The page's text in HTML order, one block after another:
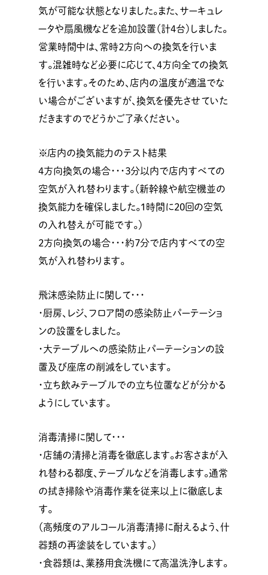
気が可能な状態となりました。また、サーキュレ
ータや扇風機などを追加設置（計4台）しました。
営業時間中は、常時２方向への換気を行いま
す。混雑時など必要に応じて、４方向全ての換気
を行います。そのため、店内の温度が適温でな
い場合がございますが、換気を優先させていた
だきますのでどうかご了承ください。
※店内の換気能力のテスト結果
4方向換気の場合・・・３分以内で店内すべての
空気が入れ替わります。（新幹線や航空機並の
換気能力を確保しました。1時間に20回の空気
の入れ替えが可能です。）
2方向換気の場合・・・約７分で店内すべての空
気が入れ替わります。
飛沫感染防止に関して・・・
・厨房、レジ、フロア間の感染防止パーテーショ
ンの設置をしました。
・大テーブルへの感染防止パーテーションの設
置及び座席の削減をしています。
・立ち飲みテーブルでの立ち位置などが分かる
ようにしています。
消毒清掃に関して・・・
・店舗の清掃と消毒を徹底します。お客さまが入
れ替わる都度、テーブルなどを消毒します。通常
の拭き掃除や消毒作業を従来以上に徹底しま
す。
（高頻度のアルコール消毒清掃に耐えるよう、什
器類の再塗装をしています。）
・食器類は、業務用食洗機にて高温洗浄します。